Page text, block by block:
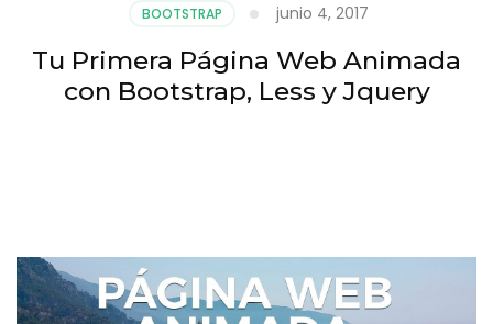
BOOTSTRAP junio 4, 2017
Tu Primera Página Web Animada
con Bootstrap, Less y Jquery